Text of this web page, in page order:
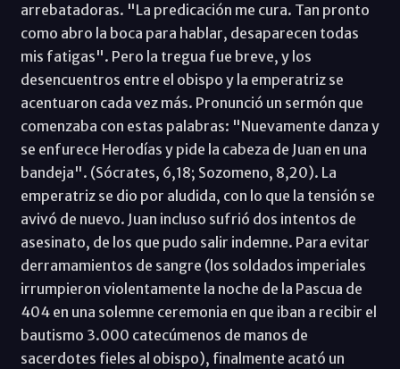
arrebatadoras. "La predicación me cura. Tan pronto
como abro la boca para hablar, desaparecen todas
mis fatigas". Pero la tregua fue breve, y los
desencuentros entre el obispo y la emperatriz se
acentuaron cada vez más. Pronunció un sermón que
comenzaba con estas palabras: "Nuevamente danza y
se enfurece Herodías y pide la cabeza de Juan en una
bandeja". (Sócrates, 6,18; Sozomeno, 8,20). La
emperatriz se dio por aludida, con lo que la tensión se
avivó de nuevo. Juan incluso sufrió dos intentos de
asesinato, de los que pudo salir indemne. Para evitar
derramamientos de sangre (los soldados imperiales
irrumpieron violentamente la noche de la Pascua de
404 en una solemne ceremonia en que iban a recibir el
bautismo 3.000 catecúmenos de manos de
sacerdotes fieles al obispo), finalmente acató un